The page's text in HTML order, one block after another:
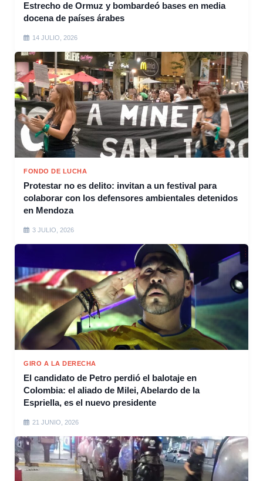
Estrecho de Ormuz y bombardeó bases en media
docena de países árabes
14 JULIO, 2026
FONDO DE LUCHA
Protestar no es delito: invitan a un festival para
colaborar con los defensores ambientales detenidos
en Mendoza
3 JULIO, 2026
GIRO A LA DERECHA
El candidato de Petro perdió el balotaje en
Colombia: el aliado de Milei, Abelardo de la
Espriella, es el nuevo presidente
21 JUNIO, 2026